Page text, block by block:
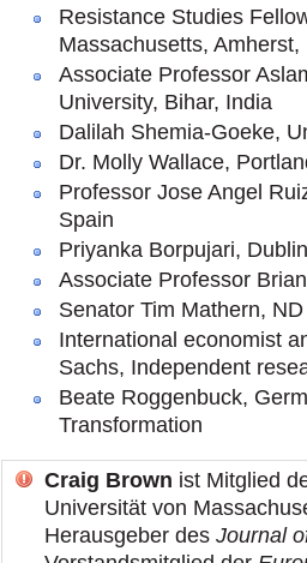
Resistance Studies
Massachusetts, Amherst,
Associate Professor
University, Bihar, India
Dalilah Shemia-Goeke,
Dr. Molly Wallace,
Professor Jose Angel
Spain
Priyanka Borpujari,
Associate Professor
Senator Tim Mathern,
International economist
Sachs, Independent
Beate Roggenbuck,
Transformation
Craig Brown ist Mitglied
Universität von
Herausgeber des Journal